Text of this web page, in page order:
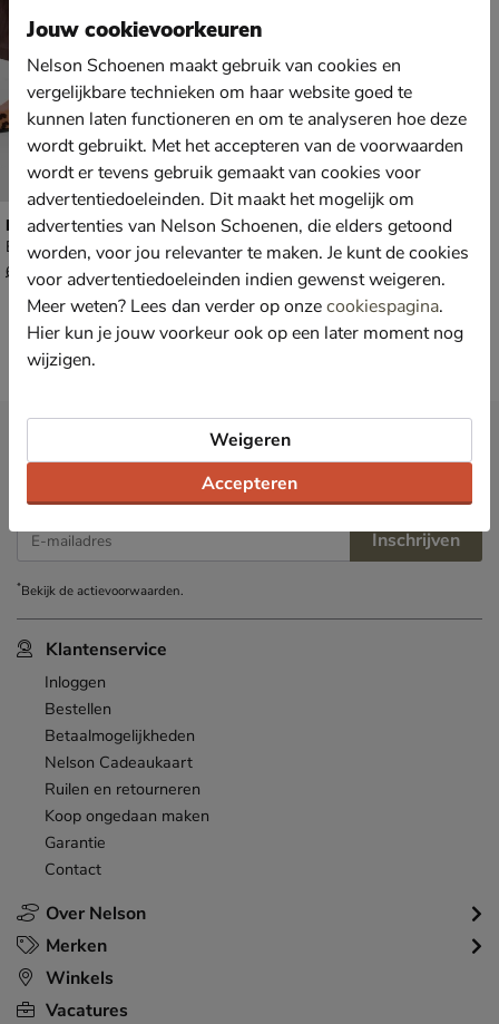
Nelson
Ballerinas & instappers - beige
van € 69,99 voor € 48,99
69 48 ,
Over Nelson
Klantenservice
Inloggen
Bestellen
Betaalmogelijkheden
Nelson Cadeaukaart
Ruilen en retourneren
Koop ongedaan maken
Garantie
Contact
Merken
Winkels
Vacatures
Ontvang € 10,- welkomstkorting*en blijf op de hoogte van leuke
E-mailadres Inschrijven
*Bekijk deactievoorwaarden.
Jouw cookievoorkeuren
Nelson Schoenen maakt gebruik van cookies en
vergelijkbare technieken om haar website goed te
kunnen laten functioneren en om te analyseren hoe deze
wordt gebruikt. Met het accepteren van de voorwaarden
wordt er tevens gebruik gemaakt van cookies voor
advertentiedoeleinden. Dit maakt het mogelijk om
advertenties van Nelson Schoenen, die elders getoond
worden, voor jou relevanter te maken. Je kunt de cookies
voor advertentiedoeleinden indien gewenst weigeren.
Meer weten? Lees dan verder op onzecookiespagina.
Hier kun je jouw voorkeur ook op een later moment nog
wijzigen.
Accepteren
Weigeren